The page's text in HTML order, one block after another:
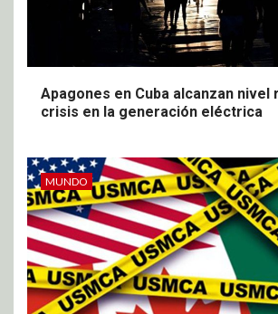
Apagones en Cuba alcanzan nivel
crisis en la generación eléctrica
MUNDO